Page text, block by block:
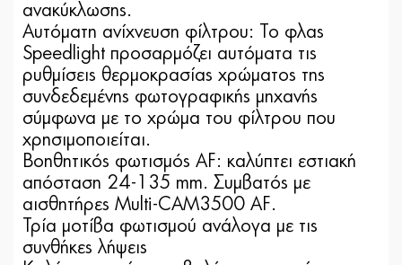
ανακύκλωσης.
Αυτόματη ανίχνευση φίλτρου: Το φλας
Speedlight προσαρμόζει αυτόματα τις
ρυθμίσεις θερμοκρασίας χρώματος της
συνδεδεμένης φωτογραφικής μηχανής
σύμφωνα με το χρώμα του φίλτρου που
χρησιμοποιείται.
Βοηθητικός φωτισμός AF: καλύπτει εστιακή
απόσταση 24-135 mm. Συμβατός με
αισθητήρες Multi-CAM3500 AF.
Τρία μοτίβα φωτισμού ανάλογα με τις
συνθήκες λήψεις